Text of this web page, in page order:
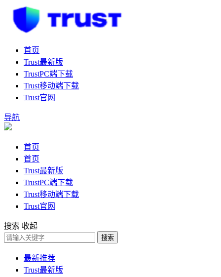
首页
Trust最新版
TrustPC端下载
Trust移动端下载
Trust官网
导航
首页
首页
Trust最新版
TrustPC端下载
Trust移动端下载
Trust官网
搜索 收起
搜索
最新推荐
Trust最新版